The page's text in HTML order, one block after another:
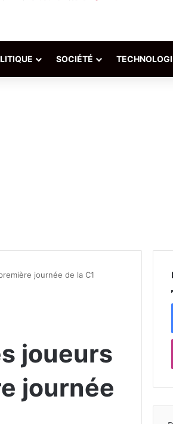
SOCIÉTÉ
journée de la C1
joueurs
journée